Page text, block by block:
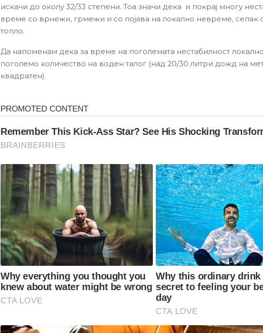
искачи до околу 32/33 степени. Тоа значи дека и покрај многу
време со врнежи, грмежи и со појава на локално невреме, сепак
топло.
Да напоменам дека за време на поголемата нестабилност
поголемо количество на воден талог (над 20/30 литри дожд на
квадратен).